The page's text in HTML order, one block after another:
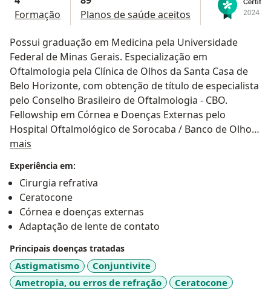
Formação
Planos de saúde aceitos
Possui graduação em Medicina pela Universidade
Federal de Minas Gerais. Especialização em
Oftalmologia pela Clínica de Olhos da Santa Casa de
Belo Horizonte, com obtenção de título de especialista
pelo Conselho Brasileiro de Oftalmologia - CBO.
Fellowship em Córnea e Doenças Externas pelo
Hospital Oftalmológico de Sorocaba / Banco de Olhos
de Sorocaba - HOS / BOS. Atualmente é oftalmologista
do corpo clínico do Instituto Mineiro de Olhos - IMOL
(Setores de Córnea, Lentes de Contato e Cirurgia
Refrativa). Ex-Professor de Clínica Cirúrgica
Especializada / Oftalmologia da Faculdade de Ciências
Médicas de Minas Gerais - FCMMG. Ex-Coordenador
da Especialização em Oftalmologia do Instituto de
Olhos Ciências Médicas (IOCM). Doutor (PhD) pelo
Programa de Pós-Graduação em Oftalmologia pela
Faculdade de Medicina da USP - São Paulo.
mais
Experiência em:
Cirurgia refrativa
Ceratocone
Córnea e doenças externas
Adaptação de lente de contato
Principais doenças tratadas
Astigmatismo
Conjuntivite
Ametropia, ou erros de refração
Ceratocone